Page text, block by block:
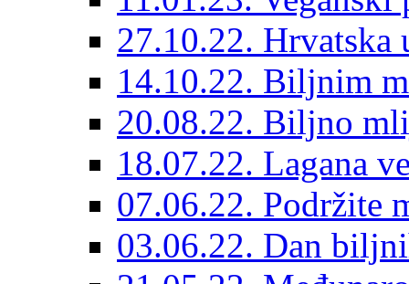
27.10.22. Hrvatska
14.10.22. Biljnim
20.08.22. Biljno
18.07.22. Lagana
07.06.22. Podržite
03.06.22. Dan